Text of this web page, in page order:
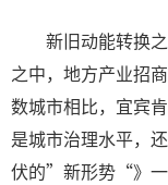
新旧动能转换
之中，地方产业招
数城市相比，宜宾
是城市治理水平，
伏的”新形势“》一